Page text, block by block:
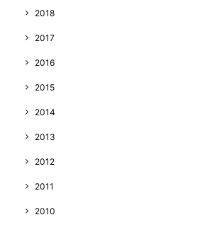
2018
2017
2016
2015
2014
2013
2012
2011
2010